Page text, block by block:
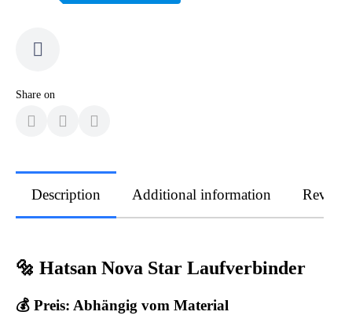
Share on
Description Additional information
🔩 Hatsan Nova Star Laufverbinder
💰 Preis: Abhängig vom Material